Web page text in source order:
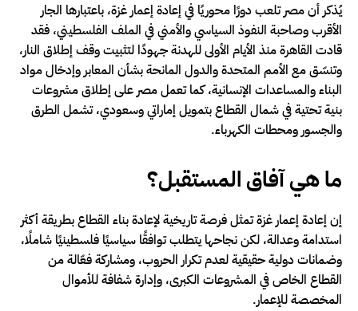
يُذكر أن مصر تلعب دورًا محوريًا في إعادة إعمار غزة، باعتبارها الجار
الأقرب وصاحبة النفوذ السياسي والأمني في الملف الفلسطيني، فقد
قادت القاهرة منذ الأيام الأولى للهدنة جهودًا لتثبيت وقف إطلاق النار،
وتنسّق مع الأمم المتحدة والدول المانحة بشأن المعابر وإدخال مواد
البناء والمساعدات الإنسانية، كما تعمل مصر على إطلاق مشروعات
بنية تحتية في شمال القطاع بتمويل إماراتي وسعودي، تشمل الطرق
والجسور ومحطات الكهرباء.
ما هي آفاق المستقبل؟
إن إعادة إعمار غزة تمثل فرصة تاريخية لإعادة بناء القطاع بطريقة أكثر
استدامة وعدالة، لكن نجاحها يتطلب توافقًا سياسيًا فلسطينيًا شاملًا،
وضمانات دولية حقيقية لعدم تكرار الحروب، ومشاركة فعّالة من
القطاع الخاص في المشروعات الكبرى، وإدارة شفافة للأموال
المخصصة للإعمار.